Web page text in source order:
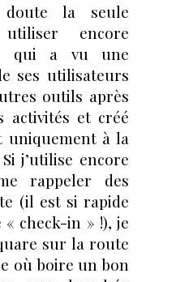
la seule
encore
qui a vu une
ses utilisateurs
outils après
activités et créé
uniquement à la
j’utilise encore
rappeler des
(il est si rapide
check-in » !), je
sur la route
où boire un bon